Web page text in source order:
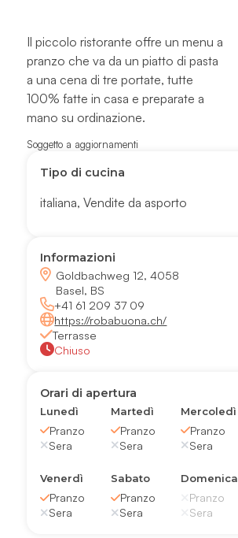
Il piccolo ristorante offre un menu a
pranzo che va da un piatto di pasta
a una cena di tre portate, tutte
100% fatte in casa e preparate a
mano su ordinazione.
Soggetto a aggiornamenti
Tipo di cucina
italiana,Vendite da asporto
Informazioni
Goldbachweg 12, 4058
Basel, BS
+41 61 209 37 09
https://robabuona.ch/
Terrasse
Chiuso
Orari di apertura
Lunedì
Pranzo
Sera
Martedì
Pranzo
Sera
Mercoledì
Pranzo
Sera
Venerdì
Pranzo
Sera
Sabato
Pranzo
Sera
Domenica
Pranzo
Sera